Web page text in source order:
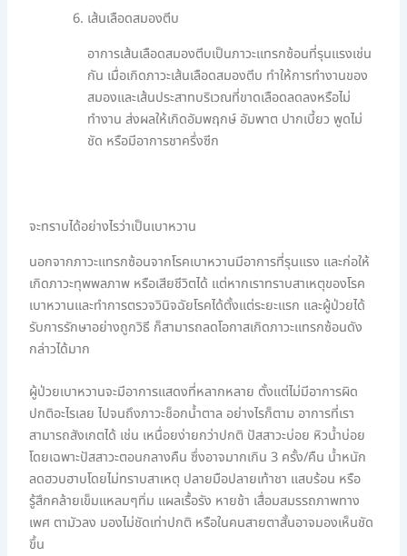
เส้นเลือดสมองตีบ
อาการเส้นเลือดสมองตีบเป็นภาวะแทรกซ้อนที่รุนแรงเช่น
กัน เมื่อเกิดภาวะเส้นเลือดสมองตีบ ทำให้การทำงานของ
สมองและเส้นประสาทบริเวณที่ขาดเลือดลดลงหรือไม่
ทำงาน ส่งผลให้เกิดอัมพฤกษ์ อัมพาต ปากเบี้ยว พูดไม่
ชัด หรือมีอาการชาครึ่งซีก
จะทราบได้อย่างไรว่าเป็นเบาหวาน
นอกจากภาวะแทรกซ้อนจากโรคเบาหวานมีอาการที่รุนแรง และก่อให้
เกิดภาวะทุพพลภาพ หรือเสียชีวิตได้ แต่หากเราทราบสาเหตุของโรค
เบาหวานและทำการตรวจวินิจฉัยโรคได้ตั้งแต่ระยะแรก และผู้ป่วยได้
รับการรักษาอย่างถูกวิธี ก็สามารถลดโอกาสเกิดภาวะแทรกซ้อนดัง
กล่าวได้มาก
ผู้ป่วยเบาหวานจะมีอาการแสดงที่หลากหลาย ตั้งแต่ไม่มีอาการผิด
ปกติอะไรเลย ไปจนถึงภาวะช็อกน้ำตาล อย่างไรก็ตาม อาการที่เรา
สามารถสังเกตได้ เช่น เหนื่อยง่ายกว่าปกติ ปัสสาวะบ่อย หิวน้ำบ่อย
โดยเฉพาะปัสสาวะตอนกลางคืน ซึ่งอาจมากเกิน 3 ครั้ง/คืน น้ำหนัก
ลดฮวบฮาบโดยไม่ทราบสาเหตุ ปลายมือปลายเท้าชา แสบร้อน หรือ
รู้สึกคล้ายเข็มแหลมๆทิ่ม แผลเรื้อรัง หายช้า เสื่อมสมรรถภาพทาง
เพศ ตามัวลง มองไม่ชัดเท่าปกติ หรือในคนสายตาสั้นอาจมองเห็นชัด
ขึ้น